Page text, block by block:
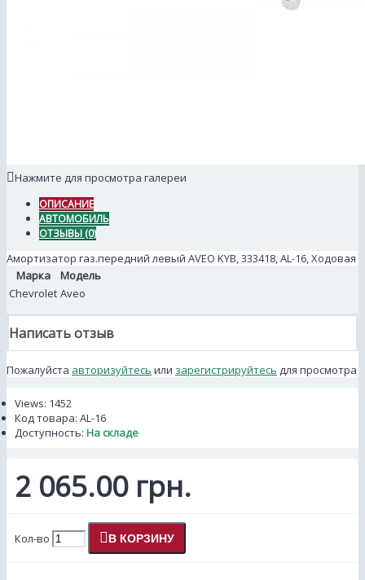
Нажмите для просмотра галереи
ОПИСАНИЕ
АВТОМОБИЛЬ
ОТЗЫВЫ (0)
Амортизатор газ.передний левый AVEO KYB, 333418, AL-16, Ходовая
Марка
Модель
Chevrolet Aveo
Написать отзыв
Пожалуйста авторизуйтесь или зарегистрируйтесь для просмотра
Views: 1452
Код товара: AL-16
Доступность: На складе
2 065.00 грн.
Кол-во В КОРЗИНУ